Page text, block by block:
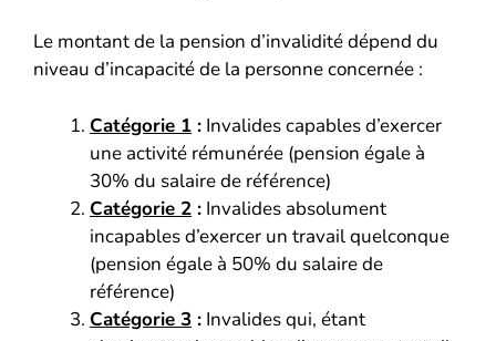
Le montant de la pension d’invalidité dépend du
niveau d’incapacité de la personne concernée :
Catégorie 1 : Invalides capables d’exercer
une activité rémunérée (pension égale à
30% du salaire de référence)
Catégorie 2 : Invalides absolument
incapables d’exercer un travail quelconque
(pension égale à 50% du salaire de
référence)
Catégorie 3 : Invalides qui, étant